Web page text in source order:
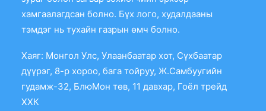
хамгаалагдсан болно. Бүх лого, худалдааны
тэмдэг нь тухайн газрын өмч болно.
Хаяг: Монгол Улс, Улаанбаатар хот, Сүхбаатар
дүүрэг, 8-р хороо, бага тойруу, Ж.Самбуугийн
гудамж-32, БлюМон төв, 11 давхар, Гоёл трейд
ХХК